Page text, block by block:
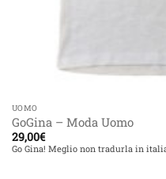
UOMO
GoGina – Moda Uomo
29,00€
Go Gina! Meglio non tradurla in